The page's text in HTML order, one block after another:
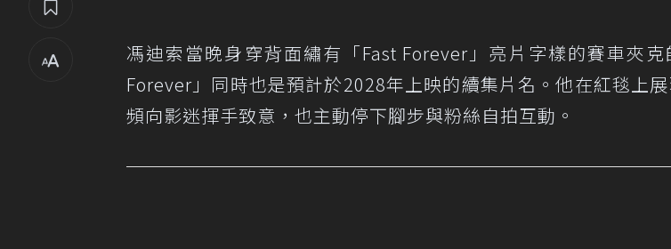
馮迪索當晚身穿背面繡有「Fast Forever」亮片字樣的賽車夾
Forever」同時也是預計於2028年上映的續集片名。他在紅毯上
頻向影迷揮手致意，也主動停下腳步與粉絲自拍互動。